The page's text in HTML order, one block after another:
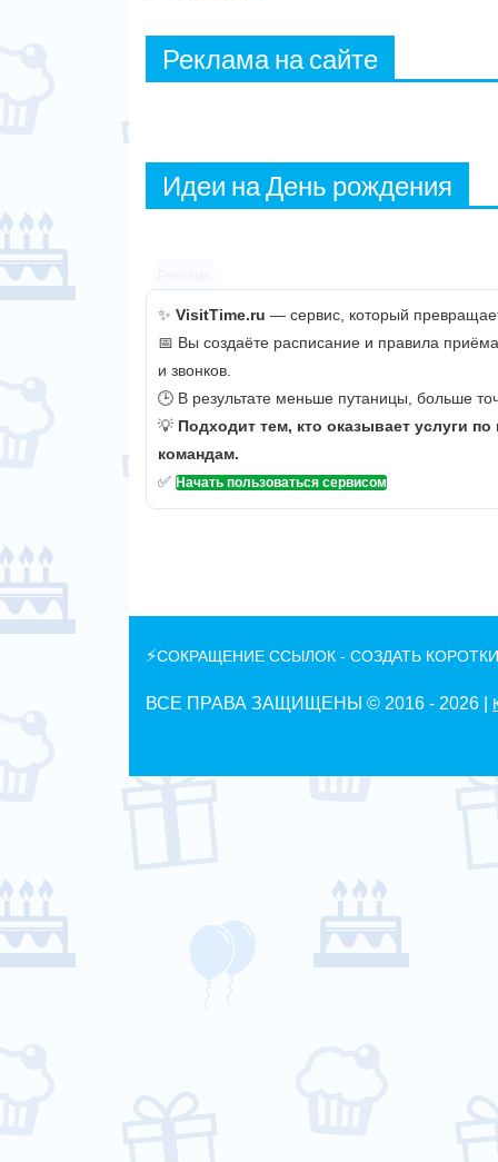
Реклама на сайте
Идеи на День рождения
✨ VisitTime.ru — сервис, который
📅 Вы создаёте расписание и правила
и звонков.
🕒 В результате меньше путаницы, больше
💡 Подходит тем, кто оказывает услуги
командам.
✅ Начать пользоваться сервисом
⚡СОКРАЩЕНИЕ ССЫЛОК - СОЗДАТЬ
ВСЕ ПРАВА ЗАЩИЩЕНЫ © 2016 - 2026 |